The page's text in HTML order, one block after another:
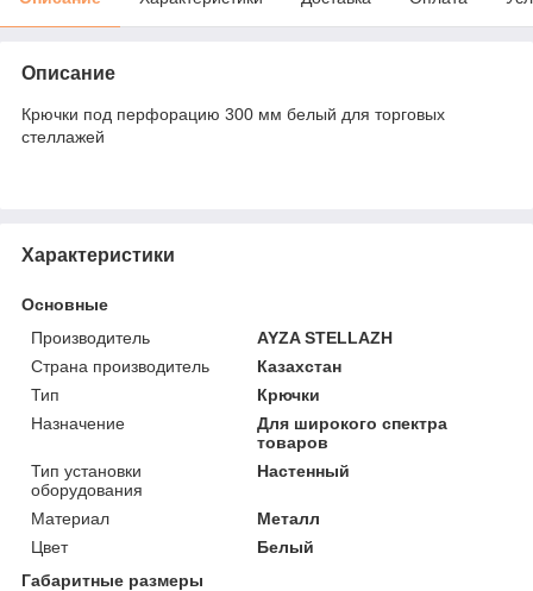
Описание
Крючки под перфорацию 300 мм белый для торговых
стеллажей
Характеристики
Основные
Производитель
AYZA STELLAZH
Страна производитель
Казахстан
Тип
Крючки
Назначение
Для широкого спектра
товаров
Тип установки
оборудования
Настенный
Материал
Металл
Цвет
Белый
Габаритные размеры